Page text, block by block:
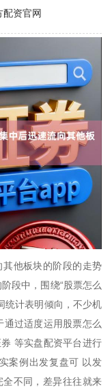
配资官网
他板块的阶段的走势
段中，围绕“股票怎么
统计表明倾向，不少机
过适度运用股票怎么
等实盘配资平台进行
案例出发复盘可 以发
不同，差异往往就来